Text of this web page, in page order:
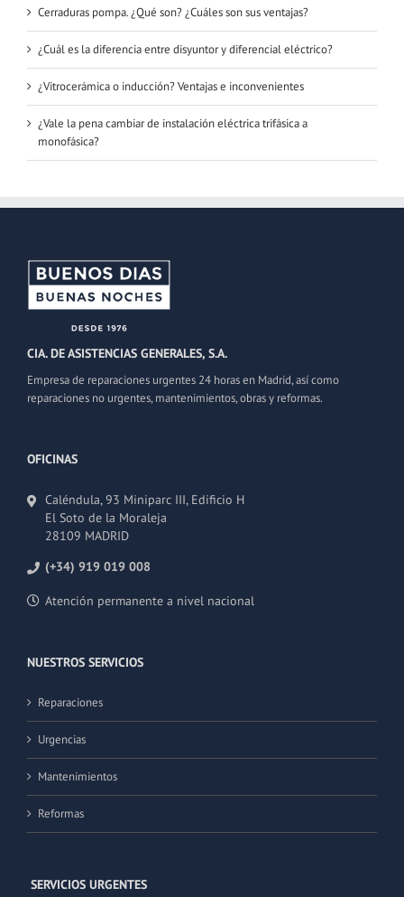
Cerraduras pompa. ¿Qué son? ¿Cuáles son sus ventajas?
¿Cuál es la diferencia entre disyuntor y diferencial eléctrico?
¿Vitrocerámica o inducción? Ventajas e inconvenientes
¿Vale la pena cambiar de instalación eléctrica trifásica a
monofásica?
CIA. DE ASISTENCIAS GENERALES, S.A.
Empresa de reparaciones urgentes 24 horas en Madrid, así como
reparaciones no urgentes, mantenimientos, obras y reformas.
OFICINAS
Caléndula, 93 Miniparc III, Edificio H
El Soto de la Moraleja
28109 MADRID
(+34) 919 019 008
Atención permanente a nivel nacional
NUESTROS SERVICIOS
Reparaciones
Urgencias
Mantenimientos
Reformas
SERVICIOS URGENTES